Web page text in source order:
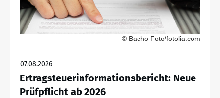
© Bacho Foto/fotolia.com
07.08.2026
Ertragsteuerinformationsbericht: Neue
Prüfpflicht ab 2026